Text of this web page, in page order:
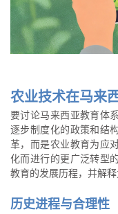
农业技术在马来
要讨论马来西亚教育体
逐步制度化的政策和结
革，而是农业教育为应
化而进行的更广泛转型
教育的发展历程，并解
历史进程与合理性